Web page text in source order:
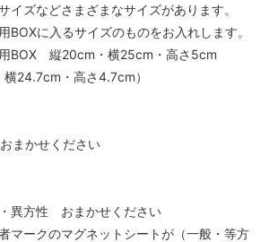
イズなどさまざまなサイズがあります。
BOXに入るサイズのものをお入れします。
BOX 縦20cm・横25cm・高さ5cm
横24.7cm・高さ4.7cm）
まかせください
異方性 おまかせください
ークのマグネットシートが（一般・等方